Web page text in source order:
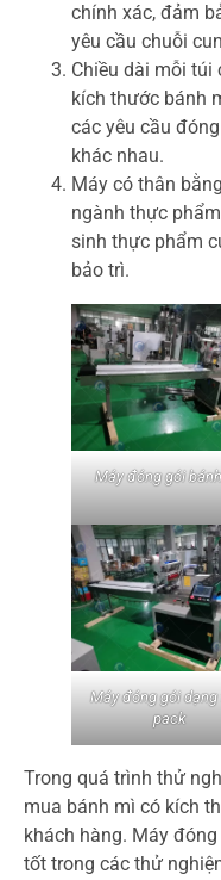
chính xác, đảm
yêu cầu chuỗi
Chiều dài mỗi túi
kích thước bánh
các yêu cầu
khác nhau.
Máy có thân
ngành thực
sinh thực phẩm
bảo trì.
Máy đóng gói
Máy đóng gói dạng
pack
Trong quá trình thử
mua bánh mì có kích
khách hàng. Máy
tốt trong các thử